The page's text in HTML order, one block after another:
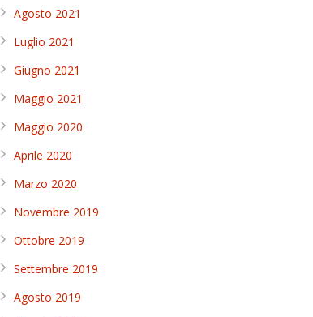
Agosto 2021
Luglio 2021
Giugno 2021
Maggio 2021
Maggio 2020
Aprile 2020
Marzo 2020
Novembre 2019
Ottobre 2019
Settembre 2019
Agosto 2019